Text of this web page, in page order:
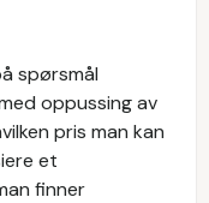
spørsmål
oppussing av
pris man kan
et
finner